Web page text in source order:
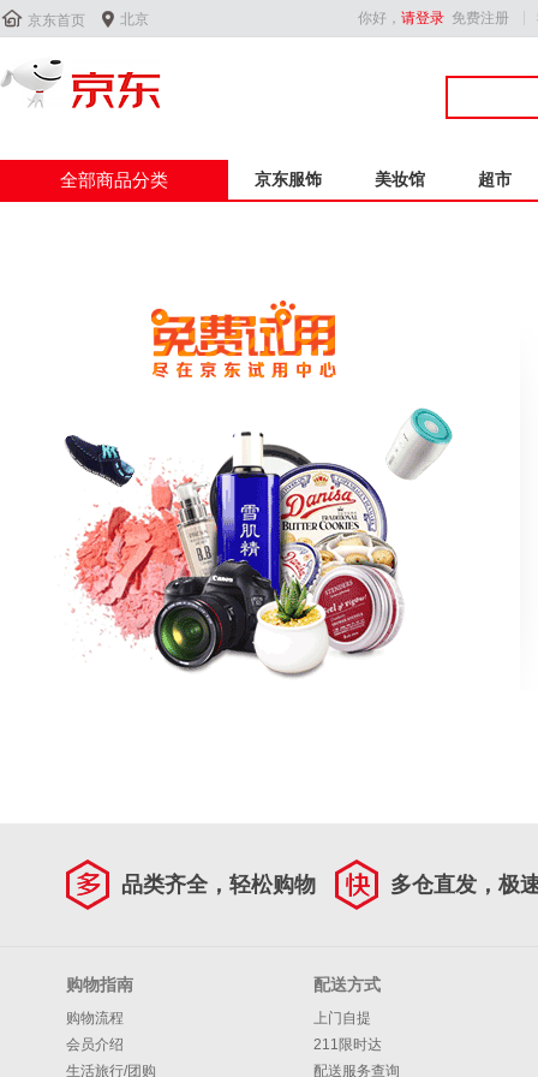
 京东首页  北京 你好， 请登录 免费注册
全部商品分类 京东服饰 美妆馆 超市
品类齐全，轻松购物 多仓直发，极
购物指南
购物流程
会员介绍
生活旅行/团购
配送方式
上门自提
211限时达
配送服务查询